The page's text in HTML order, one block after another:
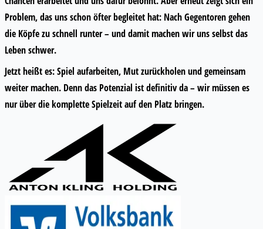
Problem, das uns schon öfter begleitet hat: Nach Gegentoren gehen
die Köpfe zu schnell runter – und damit machen wir uns selbst das
Leben schwer.
Jetzt heißt es: Spiel aufarbeiten, Mut zurückholen und gemeinsam
weiter machen. Denn das Potenzial ist definitiv da – wir müssen es
nur über die komplette Spielzeit auf den Platz bringen.